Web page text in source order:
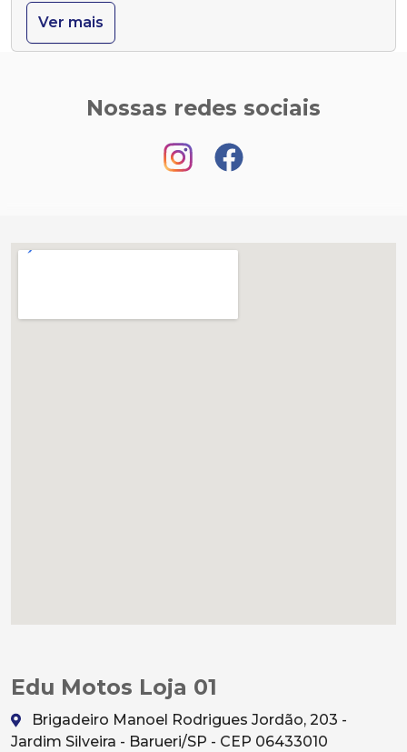
Ver mais
Nossas redes sociais
Edu Motos Loja 01
Brigadeiro Manoel Rodrigues Jordão, 203 -
Jardim Silveira - Barueri/SP - CEP 06433010